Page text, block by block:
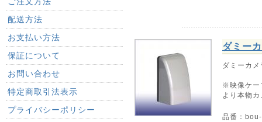
配送方法
お支払い方法
保証について
お問い合わせ
特定商取引法表示
プライバシーポリシー
ダミー
ダミーカ
※映像ケー
より本物
品番：